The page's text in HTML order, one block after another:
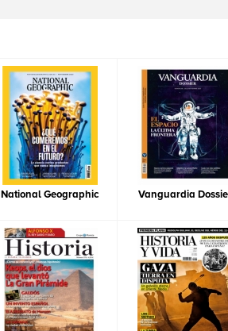
National Geographic Vanguardia